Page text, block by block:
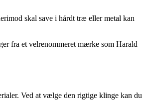
skal save i hårdt træ eller metal kan
fra et velrenommeret mærke som Harald
Ved at vælge den rigtige klinge kan du